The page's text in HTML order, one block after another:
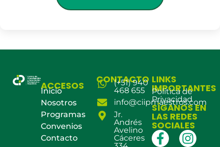
ACCESOS
Inicio
Nosotros
Programas
Convenios
Contacto
CONTACTO
(+51) 940
468 655
info@ciipmaestros.com
Jr.
Andrés
Avelino
Cáceres
LINKS
IMPORTANTES
Política de
Privacidad
SÍGANOS EN
LAS REDES
SOCIALES